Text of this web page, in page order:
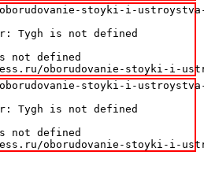
stoyki-i-ustroystva-
Tygh is not defined
not defined
oborudovanie-stoyki-i-
stoyki-i-ustroystva-
Tygh is not defined
not defined
oborudovanie-stoyki-i-